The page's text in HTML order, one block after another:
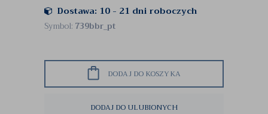
Dostawa: 10 - 21 dni roboczych
Symbol: 739bbr_pt
DODAJ DO KOSZYKA
DODAJ DO ULUBIONYCH